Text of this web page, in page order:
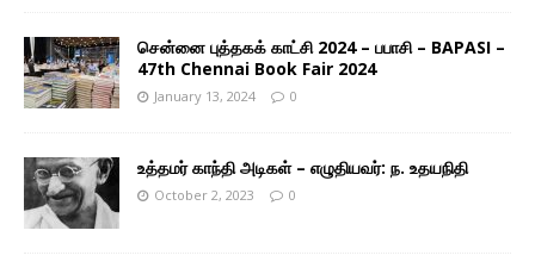
சென்னை புத்தகக் காட்சி 2024 – பபாசி – BAPASI –
47th Chennai Book Fair 2024
January 13, 2024 0
உத்தமர் காந்தி அடிகள் – எழுதியவர்: ந. உதயநிதி
October 2, 2023 0